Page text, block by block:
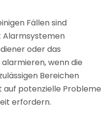
Fällen sind
oder das
wenn die
Bereichen
auf potenzielle Probleme
erfordern.